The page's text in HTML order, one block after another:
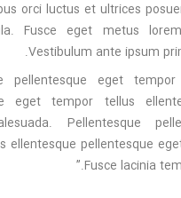
orci luctus et ultrices
Fusce eget metus
Vestibulum ante ipsum
pellentesque eget
eget tempor tellus
Pellentesque
ellentesque pellentesque
Fusce lacinia